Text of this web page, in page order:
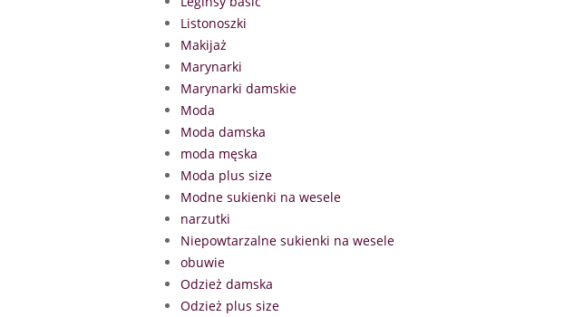
Listonoszki
Makijaż
Marynarki
Marynarki damskie
Moda
Moda damska
moda męska
Moda plus size
Modne sukienki na wesele
narzutki
Niepowtarzalne sukienki na wesele
obuwie
Odzież damska
Odzież plus size